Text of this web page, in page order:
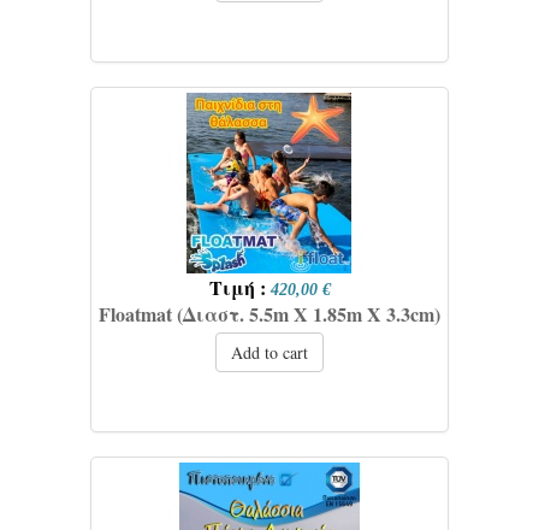
Τιμή : 420,00 €
Floatmat (Διαστ. 5.5m X 1.85m X 3.3cm)
Add to cart